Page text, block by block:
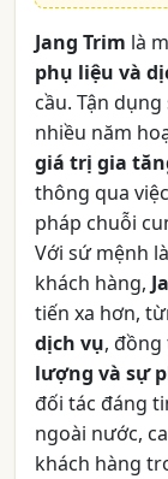
Jang Trim là
phụ liệu và
cầu. Tận
nhiều năm
giá trị gia
thông qua
pháp chuỗi
Với sứ mệnh
khách hàng,
tiến xa hơn,
dịch vụ, đồng
lượng và sự
đối tác đáng
ngoài nước,
khách hàng